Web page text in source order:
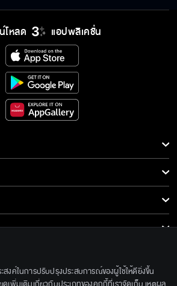
โหลด แอปพลิเคชั่น
สงค์ในการปรับปรุงประสบการณ์ของผู้ใช้ให้ดียิ่งขึ้น